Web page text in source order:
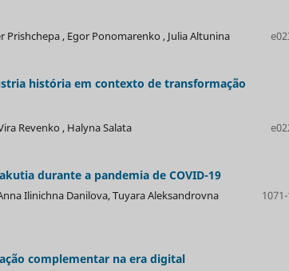
, Egor Ponomarenko , Julia Altunina
história em contexto de transformação
Revenko , Halyna Salata
durante a pandemia de COVID-19
Ilinichna Danilova, Tuyara Aleksandrovna
complementar na era digital